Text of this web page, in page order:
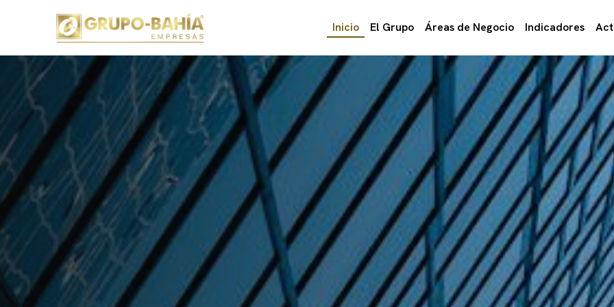
Inicio El Grupo Áreas de Negocio Indicadores